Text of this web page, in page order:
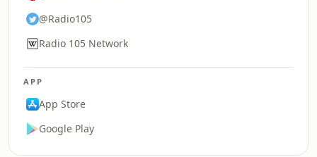
@Radio105
Radio 105 Network
APP
App Store
Google Play